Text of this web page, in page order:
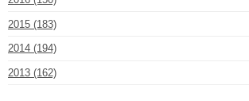
2015 (183)
2014 (194)
2013 (162)